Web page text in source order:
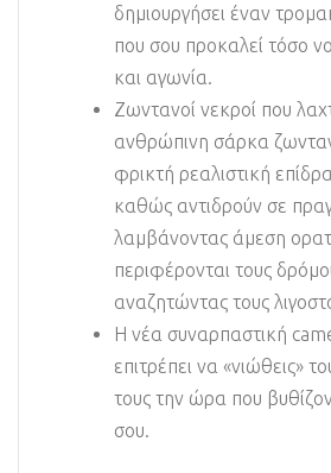
δημιουργήσει έναν
που σου προκαλεί τόσο
και αγωνία.
Ζωντανοί νεκροί που
ανθρώπινη σάρκα
φρικτή ρεαλιστική
καθώς αντιδρούν σε
λαμβάνοντας άμεση
περιφέρονται τους
αναζητώντας τους
Η νέα συναρπαστική
επιτρέπει να «νιώθεις»
τους την ώρα που
σου.